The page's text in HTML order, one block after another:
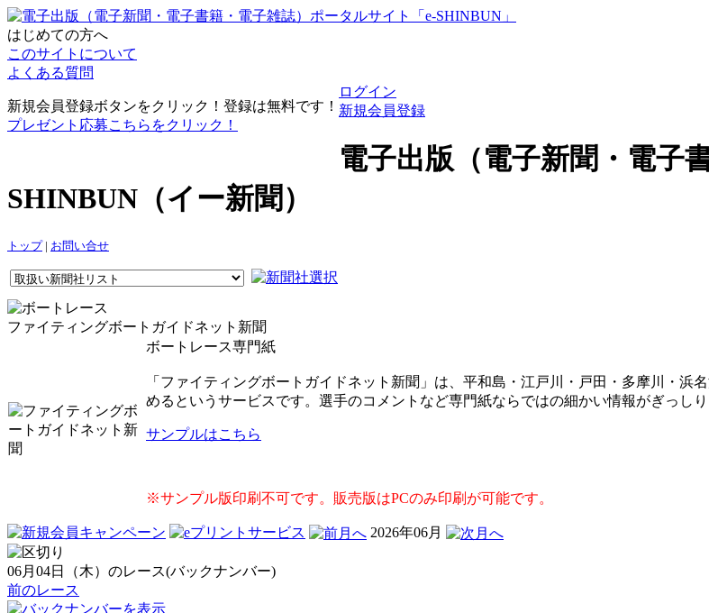
はじめての方へ
このサイトについて
よくある質問
新規会員登録ボタンをクリック！登録は無料です！
プレゼント応募こちらをクリック！
ログイン
新規会員登録
電子出版（電子新聞・電子
SHINBUN（イー新聞）
トップ| お問い合せ
ファイティングボートガイドネット新聞
ボートレース専門紙
「ファイティングボートガイドネット新聞」は、平和島・江戸川・戸田・多摩川・
めるというサービスです。選手のコメントなど専門紙ならではの細かい情報がぎっし
サンプルはこちら
※サンプル版印刷不可です。販売版はPCのみ印刷が可能です。
2026年06月
06月04日（木）のレース(バックナンバー)
前のレース